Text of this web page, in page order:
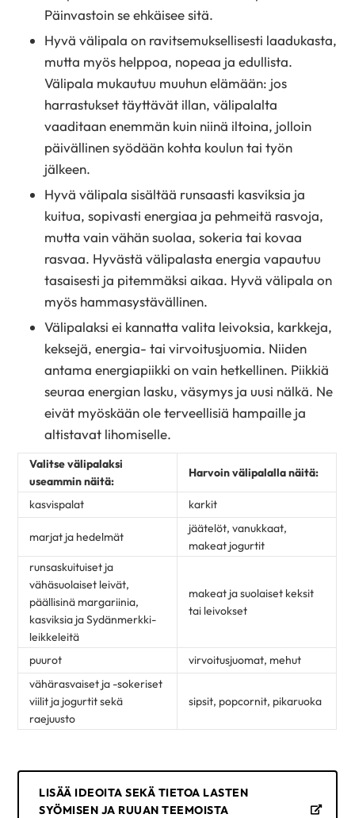
Päinvastoin se ehkäisee sitä.
Hyvä välipala on ravitsemuksellisesti laadukasta,
mutta myös helppoa, nopeaa ja edullista.
Välipala mukautuu muuhun elämään: jos
harrastukset täyttävät illan, välipalalta
vaaditaan enemmän kuin niinä iltoina, jolloin
päivällinen syödään kohta koulun tai työn
jälkeen.
Hyvä välipala sisältää runsaasti kasviksia ja
kuitua, sopivasti energiaa ja pehmeitä rasvoja,
mutta vain vähän suolaa, sokeria tai kovaa
rasvaa. Hyvästä välipalasta energia vapautuu
tasaisesti ja pitemmäksi aikaa. Hyvä välipala on
myös hammasystävällinen.
Välipalaksi ei kannatta valita leivoksia, karkkeja,
keksejä, energia- tai virvoitusjuomia. Niiden
antama energiapiikki on vain hetkellinen. Piikkiä
seuraa energian lasku, väsymys ja uusi nälkä. Ne
eivät myöskään ole terveellisiä hampaille ja
altistavat lihomiselle.
Valitse välipalaksi
useammin näitä:
Harvoin välipalalla näitä:
kasvispalat karkit
marjat ja hedelmät
jäätelöt, vanukkaat,
makeat jogurtit
runsaskuituiset ja
vähäsuolaiset leivät,
päällisinä margariinia,
kasviksia ja Sydänmerkki-
leikkeleitä
makeat ja suolaiset keksit
tai leivokset
puurot
virvoitusjuomat, mehut
vähärasvaiset ja -sokeriset
viilit ja jogurtit sekä
raejuusto
sipsit, popcornit, pikaruoka
LISÄÄ IDEOITA SEKÄ TIETOA LASTEN
SYÖMISEN JA RUUAN TEEMOISTA